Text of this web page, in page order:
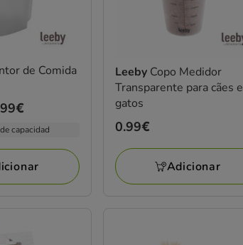
de Comida
capacidad
Leeby Copo Medidor
Transparente para cães e
gatos
Preço
0.99€
Adicionar